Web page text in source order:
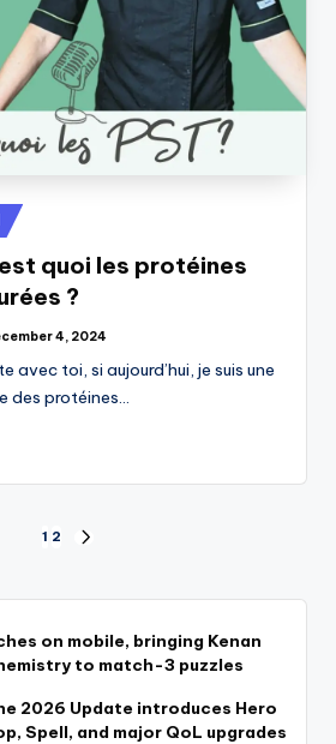
quoi les protéines
?
4, 2024
avec toi, si aujourd’hui, je suis une
des protéines…
1 2
on mobile, bringing Kenan
to match-3 puzzles
2026 Update introduces Hero
Spell, and major QoL upgrades